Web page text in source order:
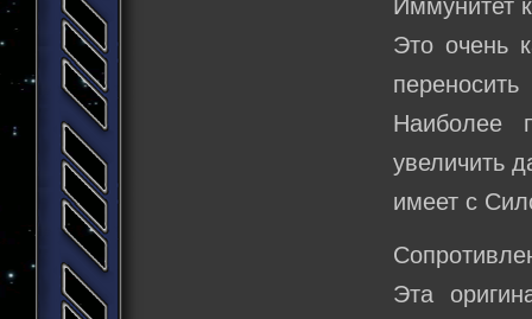
Иммунитет
Это очень
Наиболее
увеличить
имеет с
Эта